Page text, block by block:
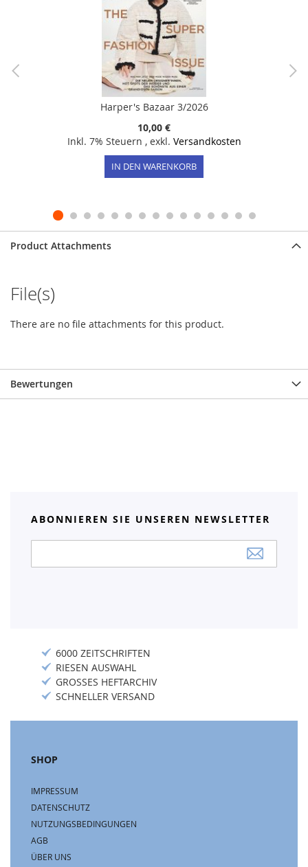
Harper's Bazaar 3/2026
10,00 €
Inkl. 7% Steuern , exkl. Versandkosten
IN DEN WARENKORB
Product Attachments
File(s)
There are no file attachments for this product.
Bewertungen
ABONNIEREN SIE UNSEREN NEWSLETTER
Newsletter:
6000 ZEITSCHRIFTEN
RIESEN AUSWAHL
GROSSES HEFTARCHIV
SCHNELLER VERSAND
SHOP
IMPRESSUM
DATENSCHUTZ
NUTZUNGSBEDINGUNGEN
AGB
ÜBER UNS